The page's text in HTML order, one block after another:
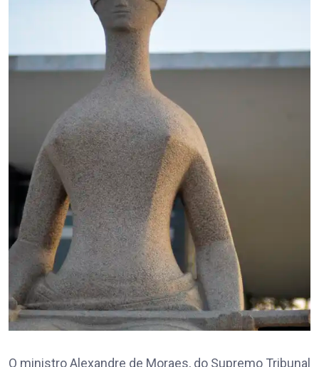
O ministro Alexandre de Moraes, do Supremo Tribunal